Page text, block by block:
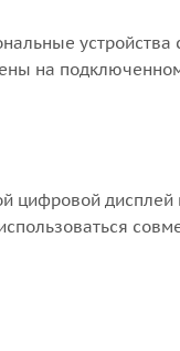
на
цифровой